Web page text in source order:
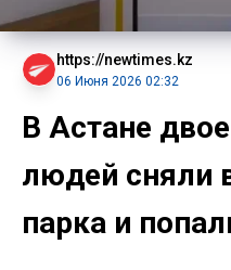
https://newtimes.kz
06 Июня 2026 02:32
В Астане
людей сняли
парка и